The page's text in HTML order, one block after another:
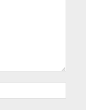
web: